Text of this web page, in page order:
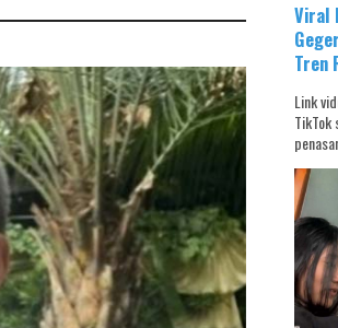
Viral
Tren
Link
TikTok